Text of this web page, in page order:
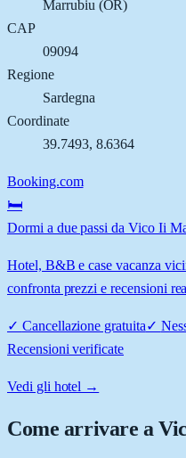
Marrubiu (OR)
CAP
09094
Regione
Sardegna
Coordinate
39.7493, 8.6364
Booking.com
🛏️
Dormi a due passi da Vico Ii
Hotel, B&B e case vacanza
confronta prezzi e recensioni
✓ Cancellazione gratuita✓
Recensioni verificate
Vedi gli hotel →
Come arrivare a